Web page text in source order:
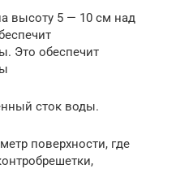
высоту 5 — 10 см над
Это обеспечит
сток воды.
поверхности, где